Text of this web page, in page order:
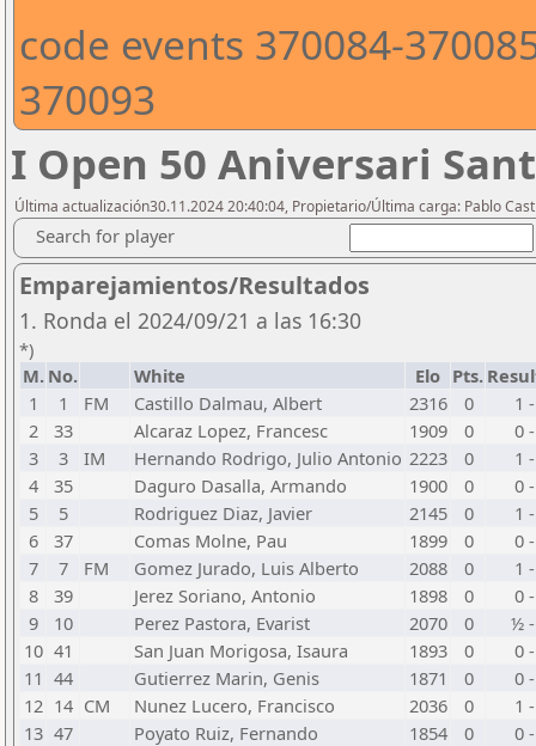
code events 370084-
370093
I Open 50 Aniversari
Última actualización30.11.2024 20:40:04, Propietario/Última carga: Pablo
Search for player
Emparejamientos/Resultados
1. Ronda el 2024/09/21 a las 16:30
*)
M. No. White Elo Pts.
1
1 FM Castillo Dalmau, Albert 2316 0
1
2
33 Alcaraz Lopez, Francesc 1909 0
0
3
3 IM Hernando Rodrigo, Julio Antonio 2223 0
1
4
35 Daguro Dasalla, Armando 1900 0
0
5
5 Rodriguez Diaz, Javier 2145 0
1
6
37 Comas Molne, Pau 1899 0
0
7
7 FM Gomez Jurado, Luis Alberto 2088 0
1
8
39 Jerez Soriano, Antonio 1898 0
0
9
10 Perez Pastora, Evarist 2070 0
½
10 41 San Juan Morigosa, Isaura 1893 0
0
11 44 Gutierrez Marin, Genis 1871 0
0
12 14 CM Nunez Lucero, Francisco 2036 0
1
13 47 Poyato Ruiz, Fernando 1854 0
0